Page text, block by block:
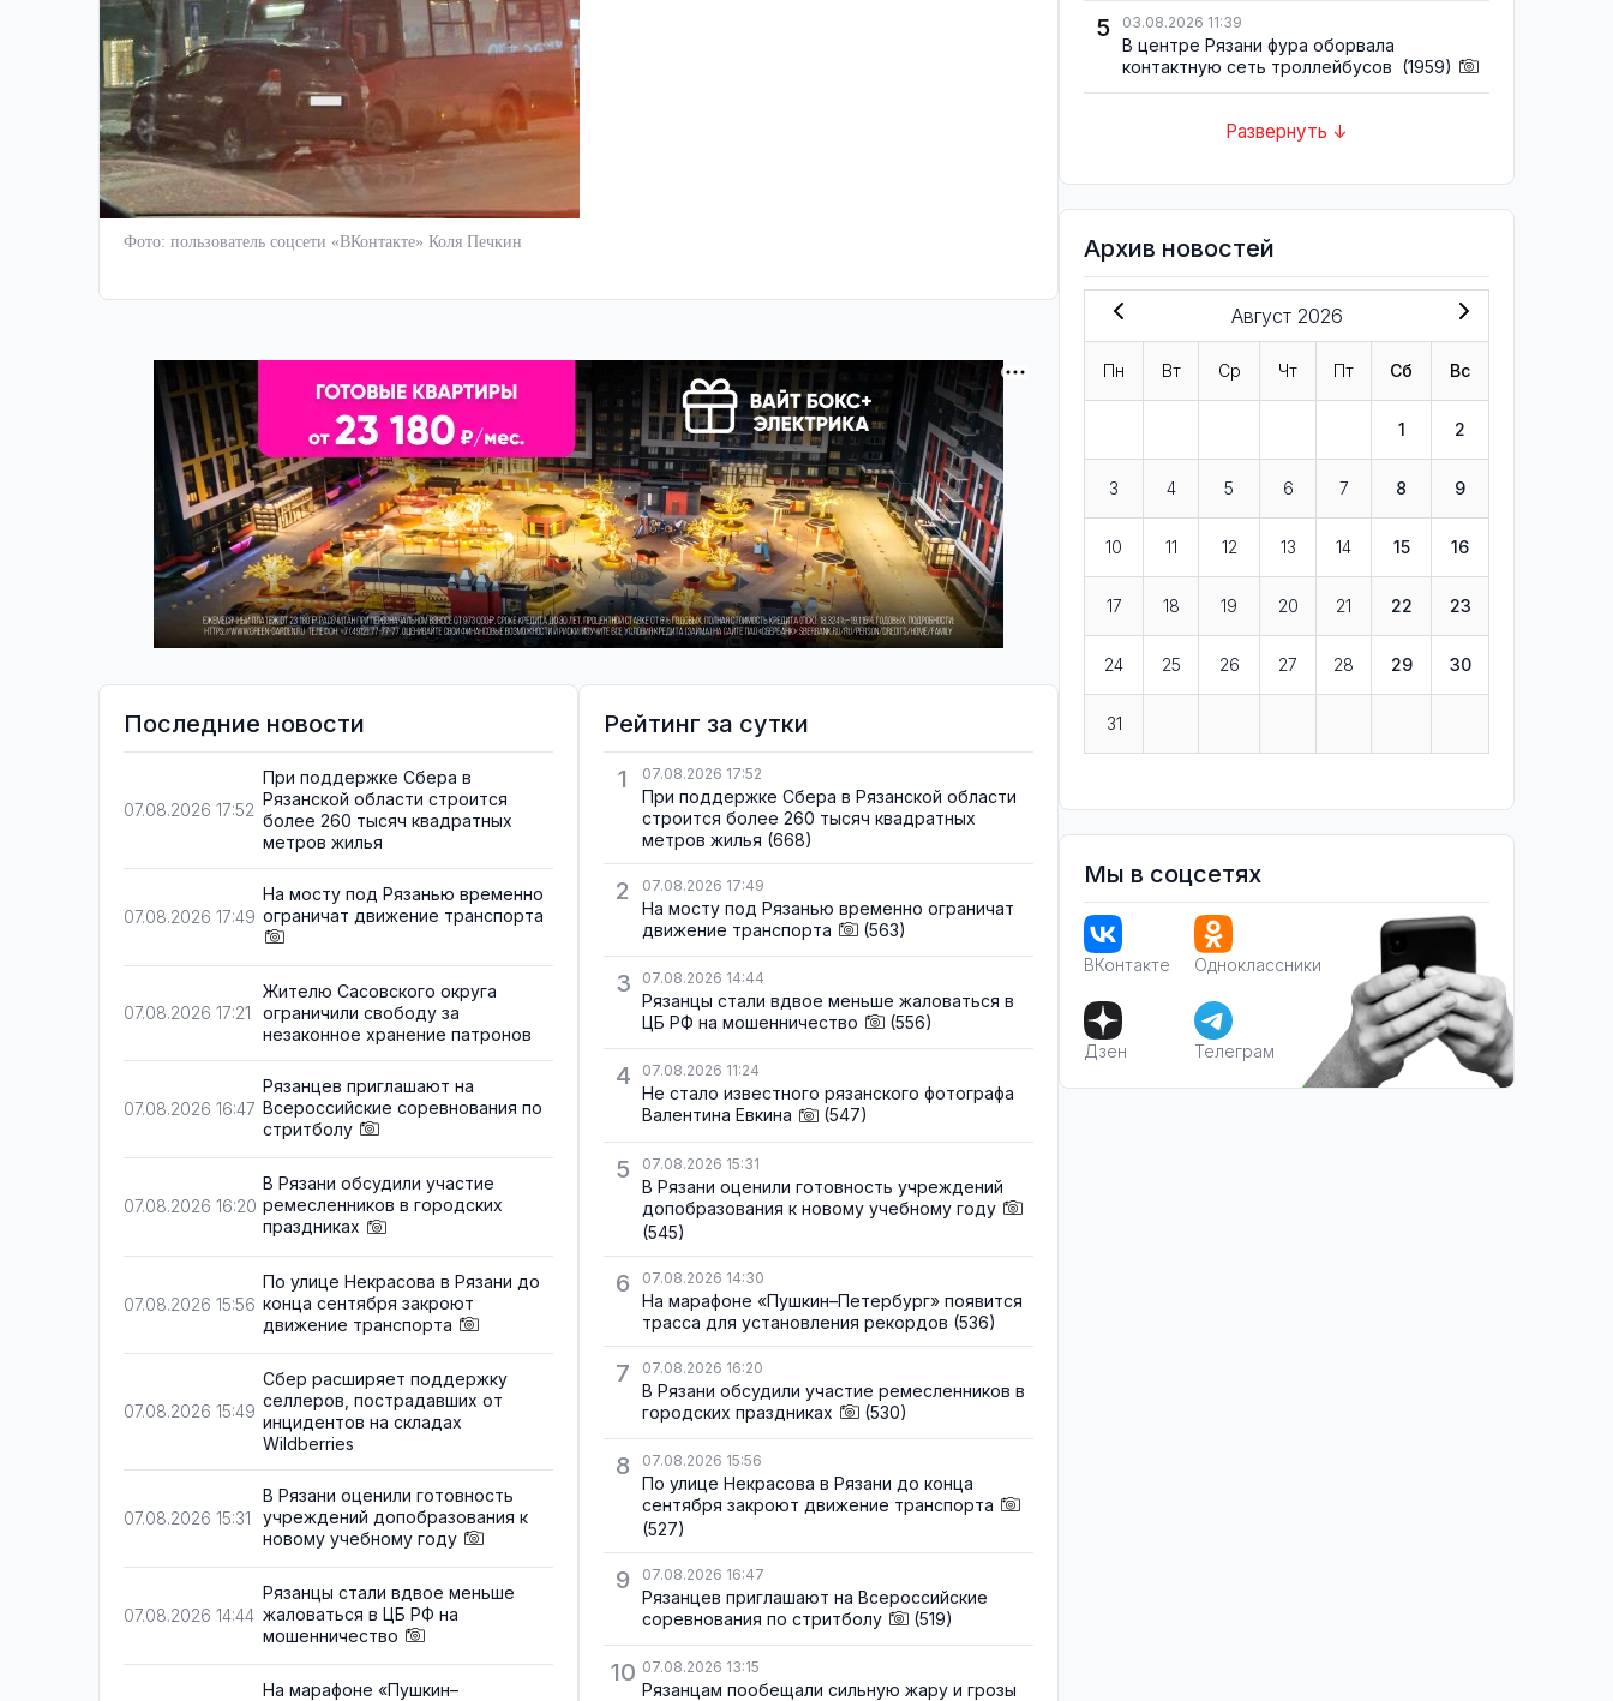
Фото: пользователь соцсети «ВКонтакте» Коля Печкин
Последние новости
07.08.2026 17:52
При поддержке Сбера в
Рязанской области строится
более 260 тысяч квадратных
метров жилья
07.08.2026 17:49
На мосту под Рязанью временно
ограничат движение транспорта
07.08.2026 17:21
Жителю Сасовского округа
ограничили свободу за
незаконное хранение патронов
07.08.2026 16:47
Рязанцев приглашают на
Всероссийские соревнования по
стритболу
07.08.2026 16:20
В Рязани обсудили участие
ремесленников в городских
праздниках
07.08.2026 15:56
По улице Некрасова в Рязани до
конца сентября закроют
движение транспорта
07.08.2026 15:49
Сбер расширяет поддержку
селлеров, пострадавших от
инцидентов на складах
Wildberries
07.08.2026 15:31
В Рязани оценили готовность
учреждений допобразования к
новому учебному году
07.08.2026 14:44
Рязанцы стали вдвое меньше
жаловаться в ЦБ РФ на
мошенничество
На марафоне «Пушкин–
Рейтинг за сутки
1
07.08.2026 17:52
При поддержке Сбера в Рязанской области
строится более 260 тысяч квадратных
метров жилья (668)
2 07.08.2026 17:49
На мосту под Рязанью временно ограничат
движение транспорта
(563)
3 07.08.2026 14:44
Рязанцы стали вдвое меньше жаловаться в
ЦБ РФ на мошенничество
(556)
4 07.08.2026 11:24
Не стало известного рязанского фотографа
Валентина Евкина
(547)
5 07.08.2026 15:31
В Рязани оценили готовность учреждений
допобразования к новому учебному году
(545)
6 07.08.2026 14:30
На марафоне «Пушкин–Петербург» появится
трасса для установления рекордов (536)
7 07.08.2026 16:20
В Рязани обсудили участие ремесленников в
городских праздниках
(530)
8 07.08.2026 15:56
По улице Некрасова в Рязани до конца
сентября закроют движение транспорта
(527)
9 07.08.2026 16:47
Рязанцев приглашают на Всероссийские
соревнования по стритболу
(519)
10 07.08.2026 13:15
Рязанцам пообещали сильную жару и грозы
5 03.08.2026 11:39
В центре Рязани фура оборвала
контактную сеть троллейбусов (1959)
Развернуть ↓
Архив новостей
Август 2026
Пн Вт Ср Чт Пт Сб Вс
1 2
3 4 5 6 7 8 9
10 11 12 13 14 15 16
17 18 19 20 21 22 23
24 25 26 27 28 29 30
31
Мы в соцсетях
ВКонтакте Одноклассники
Дзен Телеграм